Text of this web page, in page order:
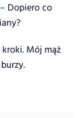
Dopiero co
kroki. Mój mąż